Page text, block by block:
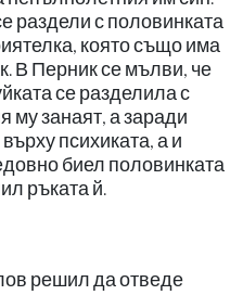
раздели с половинката
която също има
В Перник се мълви, че
се разделила с
му занаят, а заради
психиката, а и
биел половинката
ръката й.
решил да отведе